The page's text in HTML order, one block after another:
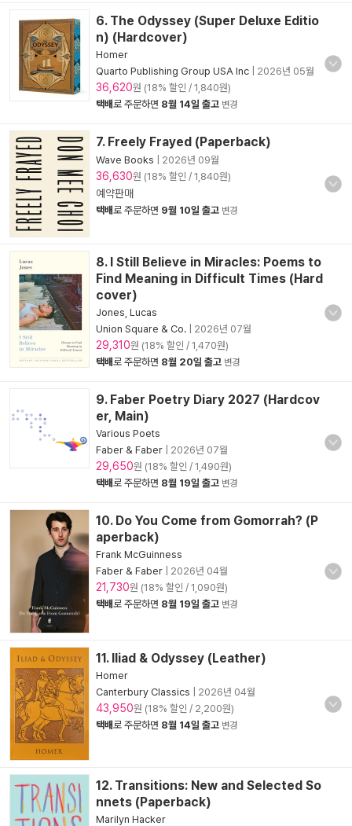
6. The Odyssey (Super Deluxe Editio
n) (Hardcover)
Homer
Quarto Publishing Group USA Inc
2026년 05월
36,620원 (18% 할인 / 1,840원)
택배로 주문하면 8월 14일 출고 변경
7. Freely Frayed (Paperback)
Wave Books 2026년 09월
36,630원 (18% 할인 / 1,840원)
예약판매
택배로 주문하면 9월 10일 출고 변경
8. I Still Believe in Miracles: Poems to
Find Meaning in Difficult Times (Hard
cover)
Jones, Lucas
Union Square & Co.
2026년 07월
29,310원 (18% 할인 / 1,470원)
택배로 주문하면 8월 20일 출고 변경
9. Faber Poetry Diary 2027 (Hardcov
er, Main)
Various Poets
Faber & Faber
2026년 07월
29,650원 (18% 할인 / 1,490원)
택배로 주문하면 8월 19일 출고 변경
10. Do You Come from Gomorrah? (P
aperback)
Frank McGuinness
Faber & Faber
2026년 04월
21,730원 (18% 할인 / 1,090원)
택배로 주문하면 8월 19일 출고 변경
11. Iliad & Odyssey (Leather)
Homer
Canterbury Classics
2026년 04월
43,950원 (18% 할인 / 2,200원)
택배로 주문하면 8월 14일 출고 변경
12. Transitions: New and Selected So
nnets (Paperback)
Marilyn Hacker